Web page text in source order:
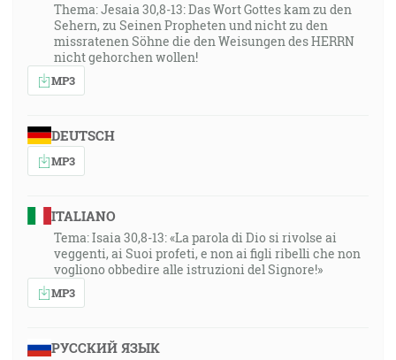
Thema: Jesaia 30,8-13: Das Wort Gottes kam zu den
Sehern, zu Seinen Propheten und nicht zu den
missratenen Söhne die den Weisungen des HERRN
nicht gehorchen wollen!
MP3
DEUTSCH
MP3
ITALIANO
Tema: Isaia 30,8-13: «La parola di Dio si rivolse ai
veggenti, ai Suoi profeti, e non ai figli ribelli che non
vogliono obbedire alle istruzioni del Signore!»
MP3
РУССКИЙ ЯЗЫК